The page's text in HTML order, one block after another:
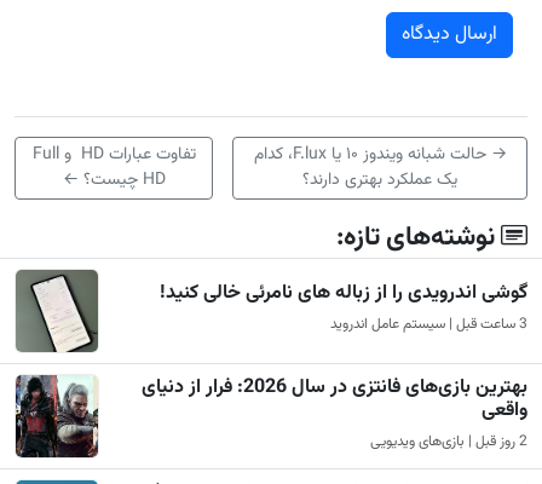
→
حالت شبانه ویندوز ۱۰ یا F.lux، کدام
یک عملکرد بهتری دارند؟
تفاوت عبارات HD و Full
HD چیست؟
←
نوشته‌های تازه:
گوشی اندرویدی را از زباله های نامرئی خالی کنید!
3 ساعت قبل | سیستم عامل اندروید
بهترین بازی‌های فانتزی در سال 2026: فرار از دنیای
واقعی
2 روز قبل | بازی‌های ویدیویی